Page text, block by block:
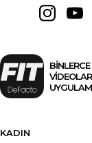
KADIN